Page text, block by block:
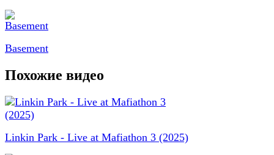
Basement
Похожие видео
Linkin Park - Live at Mafiathon 3 (2025)